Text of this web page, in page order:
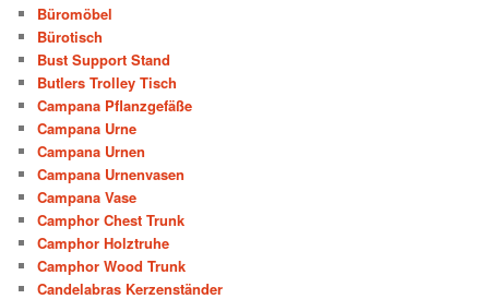
Büromöbel
Bürotisch
Bust Support Stand
Butlers Trolley Tisch
Campana Pflanzgefäße
Campana Urne
Campana Urnen
Campana Urnenvasen
Campana Vase
Camphor Chest Trunk
Camphor Holztruhe
Camphor Wood Trunk
Candelabras Kerzenständer